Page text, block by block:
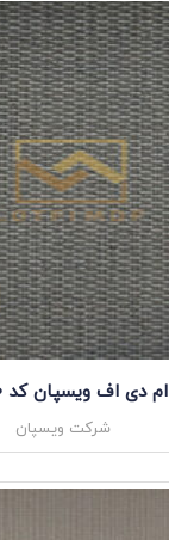
ام دی اف ویسپان کد P-150
شرکت ویسپان